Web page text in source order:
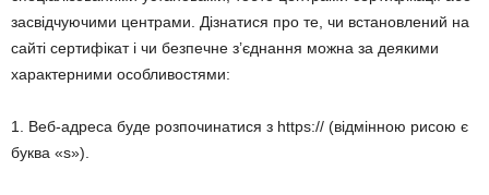
засвідчуючими центрами. Дізнатися про те, чи встановлений на
сайті сертифікат і чи безпечне з’єднання можна за деякими
характерними особливостями:
1. Веб-адреса буде розпочинатися з https:// (відмінною рисою є
буква «s»).